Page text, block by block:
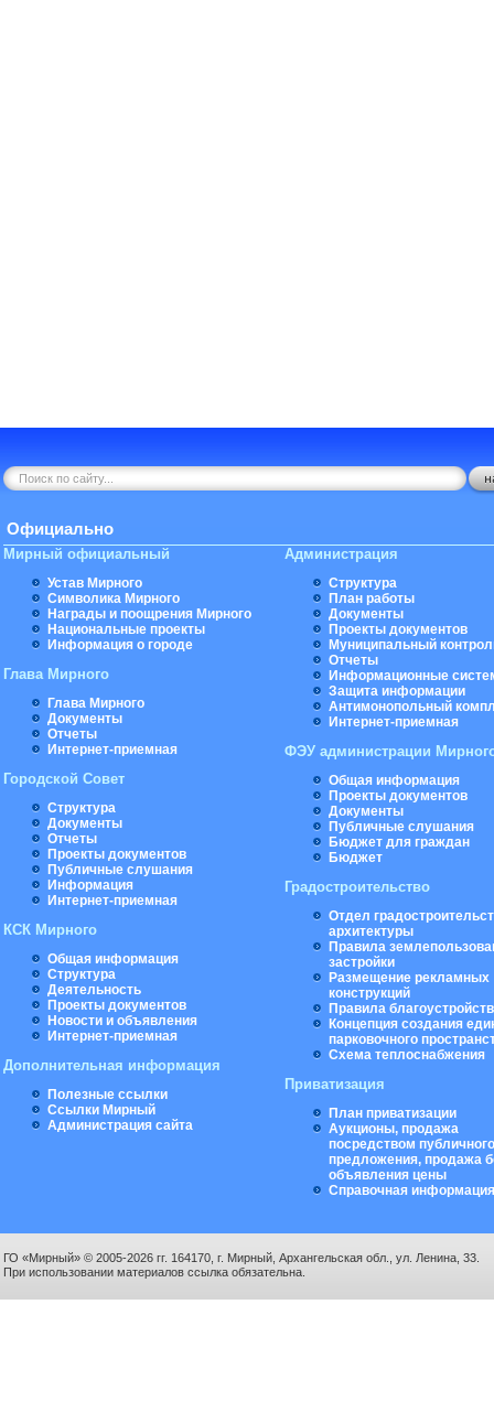
Официально
Мирный официальный
Устав Мирного
Символика Мирного
Награды и поощрения Мирного
Национальные проекты
Информация о городе
Глава Мирного
Глава Мирного
Документы
Отчеты
Интернет-приемная
Городской Совет
Структура
Документы
Отчеты
Проекты документов
Публичные слушания
Информация
Интернет-приемная
КСК Мирного
Общая информация
Структура
Деятельность
Проекты документов
Новости и объявления
Интернет-приемная
Дополнительная информация
Полезные ссылки
Ссылки Мирный
Администрация сайта
Администрация
Структура
План работы
Документы
Проекты документов
Муниципальный
Отчеты
Информационные
Защита информации
Антимонопольный
Интернет-приемная
ФЭУ администрации
Общая информация
Проекты документов
Документы
Публичные слушания
Бюджет для граждан
Бюджет
Градостроительство
Отдел
архитектуры
Правила
застройки
Размещение рекламных
конструкций
Правила
Концепция создания
парковочного
Схема теплоснабжения
Приватизация
План приватизации
Аукционы, продажа
посредством публичного
предложения, продажа
объявления цены
Справочная информация
ГО «Мирный» © 2005-2026 гг. 164170, г. Мирный, Архангельская обл., ул. Ленина, 33.
При использовании материалов ссылка обязательна.